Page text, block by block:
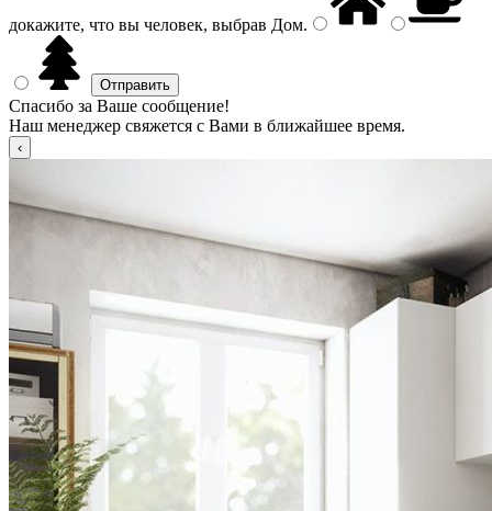
докажите, что вы человек, выбрав Дом.
Спасибо за Ваше сообщение!
Наш менеджер свяжется с Вами в ближайшее время.